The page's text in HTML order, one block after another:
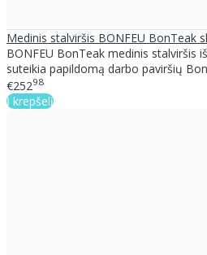
Medinis stalviršis BONFEU BonTeak
BONFEU BonTeak medinis stalviršis
suteikia papildomą darbo paviršių
€25298
Į krepšelį